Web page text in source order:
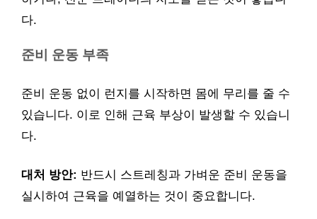
다.
준비 운동 부족
준비 운동 없이 런지를 시작하면 몸에 무리를 줄 수
있습니다. 이로 인해 근육 부상이 발생할 수 있습니
다.
대처 방안: 반드시 스트레칭과 가벼운 준비 운동을
실시하여 근육을 예열하는 것이 중요합니다.